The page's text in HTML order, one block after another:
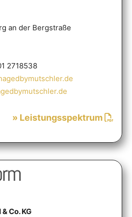
an der Bergstraße
2718538
» Leistungsspektrum
Co. KG